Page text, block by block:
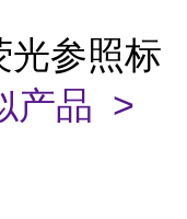
光参照标
产品 >